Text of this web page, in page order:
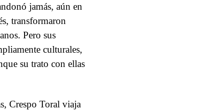
jamás, aún en
transformaron
Pero sus
culturales,
su trato con ellas
Crespo Toral viaja